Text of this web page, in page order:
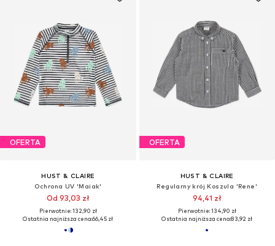
OFERTA
HUST & CLAIRE
Ochrona UV 'Maiak'
Od 93,03 zł
Pierwotnie: 132,90 zł
Ostatnia najniższa cena:66,45 zł
OFERTA
HUST & CLAIRE
Regularny krój Koszula 'Rene'
94,41 zł
Pierwotnie: 134,90 zł
Ostatnia najniższa cena:83,92 zł